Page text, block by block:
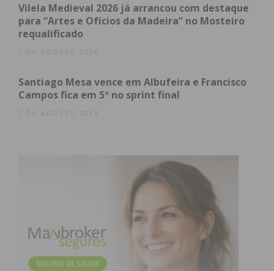
constituídos arguidos. Os factos e o material
apreendido foram comunicados ao Tribunal Judicial
de Paços de Ferreira, onde o caso seguirá os
Subscreva a newsletter do
Assine nossa newsletter por e-mail e
obtenha de forma regular a informação
atualizada.
Vilela Medieval 2026 já arrancou com destaque
para “Artes e Ofícios da Madeira” no Mosteiro
requalificado
7 DE AGOSTO 2026
Santiago Mesa vence em Albufeira e Francisco
Campos fica em 5º no sprint final
7 DE AGOSTO 2026